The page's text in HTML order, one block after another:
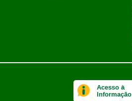
Acesso à
Informação